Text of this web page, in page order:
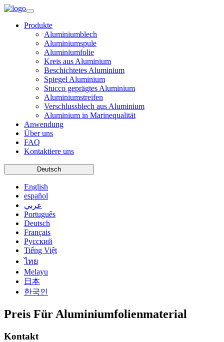
Produkte
Aluminiumblech
Aluminiumspule
Aluminiumfolie
Kreis aus Aluminium
Beschichtetes Aluminium
Spiegel Aluminium
Stucco geprägtes Aluminium
Aluminiumstreifen
Verschlussblech aus Aluminium
Aluminium in Marinequalität
Anwendung
Über uns
FAQ
Kontaktiere uns
Deutsch
English
español
عربي
Português
Deutsch
Français
Русский
Tiếng Việt
ไทย
Melayu
日本
한국인
Preis Für Aluminiumfolienmaterial
Kontakt